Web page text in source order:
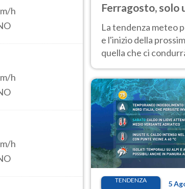
h
h
h
Ferragosto, solo
pausa. Ecco dove
La tendenza meteo
e l'inizio della
quella che ci
temperature molto
TENDENZA 5